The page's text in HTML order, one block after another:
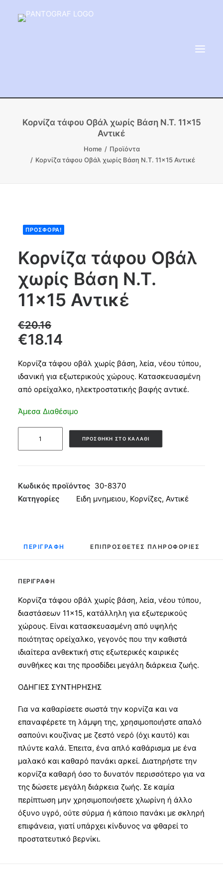
ΕΙΔΗ ΜΝΗΜΕΙΟΥ
ΑΔΑΜΑΝΤΟΦΟΡΟΙ ΔΙΣΚΟΙ
ΠΡΟΪΟΝΤΑ ΜΑΡΜΆΡΟΥ
Products
search
CART
Κορνίζα τάφου Οβάλ χωρίς Βάση Ν.Τ. 11×15
Αντικέ
Home
Προϊόντα
Κορνίζα τάφου Οβάλ χωρίς Βάση Ν.Τ. 11×15 Αντικέ
ΠΡΟΣΦΟΡΆ!
Κορνίζα τάφου Οβάλ
χωρίς Βάση Ν.Τ.
11×15 Αντικέ
€20.16
€18.14
Κορνίζα τάφου οβάλ χωρίς βάση, λεία, νέου τύπου,
ιδανική για εξωτερικούς χώρους. Κατασκευασμένη
από ορείχαλκο, ηλεκτροστατικής βαφής αντικέ.
Άμεσα Διαθέσιμο
Βάση
Ν.Τ.
ΠΡΟΣΘΉΚΗ ΣΤΟ ΚΑΛΆΘΙ
Κωδικός προϊόντος 30-8370
Κατηγορίες
Ειδη μνημειου, Κορνίζες, Αντικέ
ΠΕΡΙΓΡΑΦΉ ΕΠΙΠΡΌΣΘΕΤΕΣ ΠΛΗΡΟΦΟΡΊΕΣ
ΠΕΡΙΓΡΑΦΉ
Κορνίζα τάφου οβάλ χωρίς βάση, λεία, νέου τύπου,
διαστάσεων 11×15, κατάλληλη για εξωτερικούς
χώρους. Είναι κατασκευασμένη από υψηλής
ποιότητας ορείχαλκο, γεγονός που την καθιστά
ιδιαίτερα ανθεκτική στις εξωτερικές καιρικές
συνθήκες και της προσδίδει μεγάλη διάρκεια ζωής.
ΟΔΗΓΙΕΣ ΣΥΝΤΗΡΗΣΗΣ
Για να καθαρίσετε σωστά την κορνίζα και να
επαναφέρετε τη λάμψη της, χρησιμοποιήστε απαλό
σαπούνι κουζίνας με ζεστό νερό (όχι καυτό) και
πλύντε καλά. Έπειτα, ένα απλό καθάρισμα με ένα
μαλακό και καθαρό πανάκι αρκεί. Διατηρήστε την
κορνίζα καθαρή όσο το δυνατόν περισσότερο για να
της δώσετε μεγάλη διάρκεια ζωής. Σε καμία
περίπτωση μην χρησιμοποιήσετε χλωρίνη ή άλλο
όξυνο υγρό, ούτε σύρμα ή κάποιο πανάκι με σκληρή
επιφάνεια, γιατί υπάρχει κίνδυνος να φθαρεί το
προστατευτικό βερνίκι.